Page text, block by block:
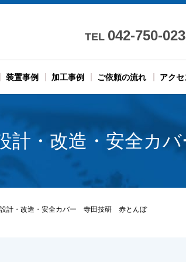
TEL 042-750-
装置事例 加工事例 ご依頼の流れ アクセ
計・改造・安全
設計・改造・安全カバー 寺田技研 赤とんぼ